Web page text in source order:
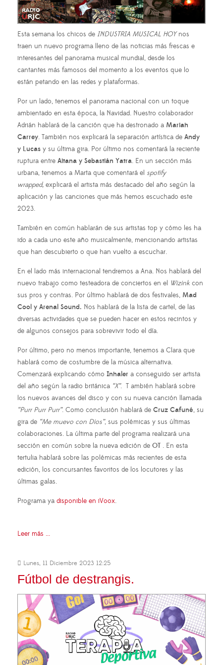
Esta semana los chicos de INDUSTRIA MUSICAL HOYnos
traen un nuevo programa lleno de las noticias más frescas e
interesantes del panorama musical mundial, desde los
cantantes más famosos del momento a los eventos que lo
están petando en las redes y plataformas.
Por un lado, tenemos el panorama nacional con un toque
ambientado en esta época, la Navidad. Nuestro colaborador
Adrián hablará de la canción que ha destronado a Mariah
Carrey. También nos explicará la separación artística de Andy
y Lucas y su última gira. Por último nos comentará la reciente
ruptura entre Aitana y Sebastián Yatra. En un sección más
urbana, tenemos a Marta que comentará el spotify
wrapped, explicará el artista más destacado del año según la
aplicación y las canciones que más hemos escuchado este
2023.
También en común hablarán de sus artistas top y cómo les ha
ido a cada uno este año musicalmente, mencionando artistas
que han descubierto o que han vuelto a escuchar.
En el lado más internacional tendremos a Ana. Nos hablará del
nuevo trabajo como testeadora de conciertos en el Wizink con
sus pros y contras. Por último hablará de dos festivales, Mad
Cool y Arenal Sound. Nos hablará de la lista de cartel, de las
diversas actividades que se pueden hacer en estos recintos y
de algunos consejos para sobrevivir todo el día.
Por último, pero no menos importante, tenemos a Clara que
hablará como de costumbre de la música alternativa.
Comenzará explicando cómo Inhaler a conseguido ser artista
del año según la radio británica “X”. T ambién hablará sobre
los nuevos avances del disco y con su nueva canción llamada
“Purr Purr Purr”. Como conclusión hablará de Cruz Cafuné, su
gira de “Me muevo con Dios”, sus polémicas y sus últimas
colaboraciones. La última parte del programa realizará una
sección en común sobre la nueva edición de OT . En esta
tertulia hablará sobre las polémicas más recientes de esta
edición, los concursantes favoritos de los locutores y las
últimas galas.
Programa ya disponible en iVoox.
Leer más ...
Lunes, 11 Diciembre 2023 12:25
Fútbol de destrangis.